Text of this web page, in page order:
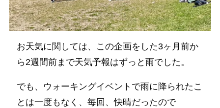
お天気に関しては、この企画をした3ヶ月前か
ら2週間前まで天気予報はずっと雨️でした。
でも、ウォーキングイベントで雨に降られたこ
とは一度もなく、毎回、快晴だったので